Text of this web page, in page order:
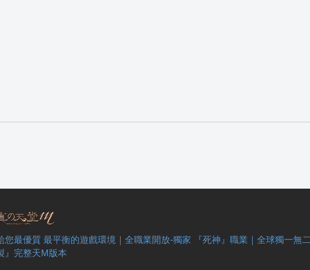
您最優質 最平衡的遊戲環境｜全職業開放-獨家 『死神』職業｜全球獨一無
』完整天M版本